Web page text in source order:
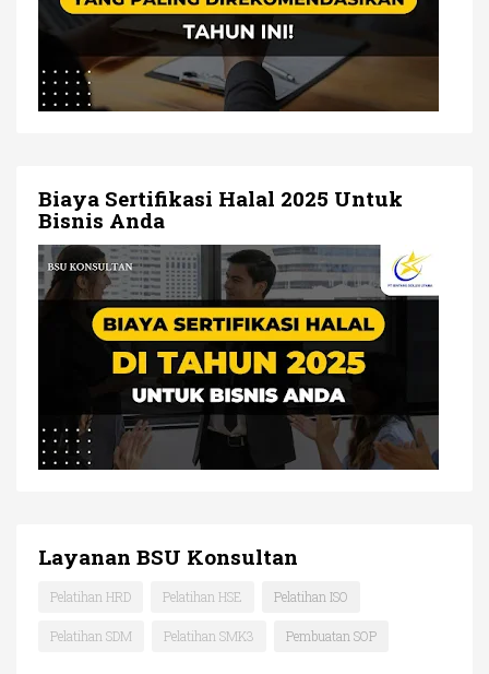
Biaya Sertifikasi Halal 2025 Untuk
Bisnis Anda
Layanan BSU Konsultan
Pelatihan HRD Pelatihan HSE Pelatihan ISO
Pelatihan SDM Pelatihan SMK3 Pembuatan SOP